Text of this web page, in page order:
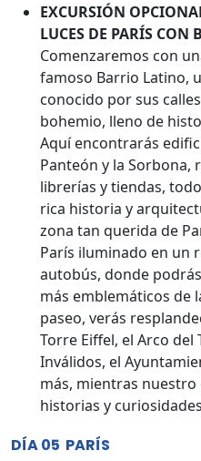
EXCURSIÓN
LUCES DE PARÍS CON
Comenzaremos con
famoso Barrio Latino,
conocido por sus
bohemio, lleno de
Aquí encontrarás
Panteón y la Sorbona,
librerías y tiendas,
rica historia y
zona tan querida de
París iluminado en un
autobús, donde
más emblemáticos de
paseo, verás
Torre Eiffel, el Arco del
Inválidos, el
más, mientras
historias y
DÍA 05 PARÍS